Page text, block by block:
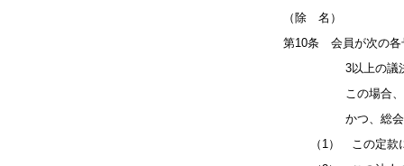
（除 名）
第10条 会員が次の各
3以上の議決によ
この場合、その会
かつ、総会にお
（1） この定款に